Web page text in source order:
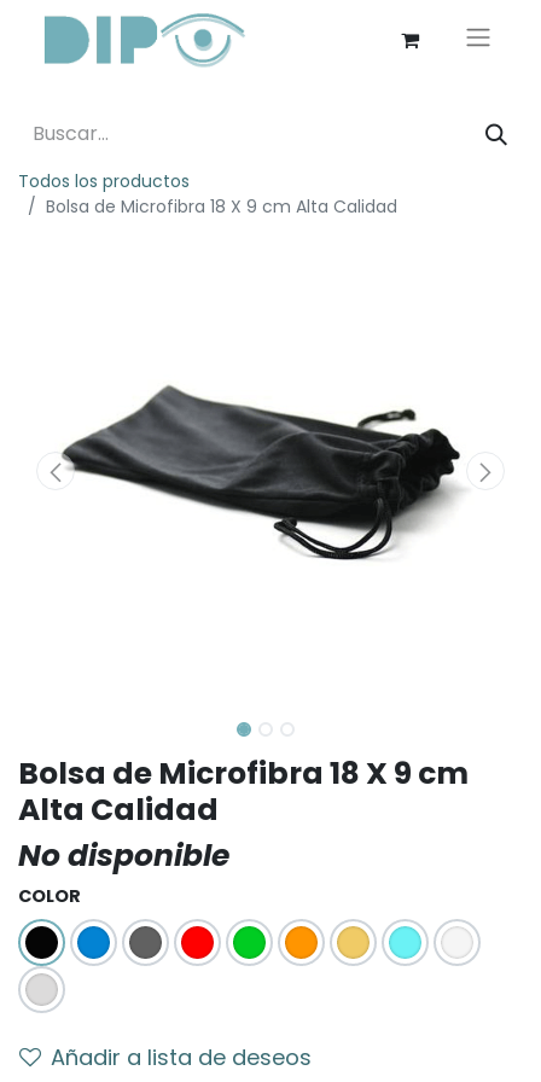
Todos los productos
Bolsa de Microfibra 18 X 9 cm Alta Calidad
Bolsa de Microfibra 18 X 9 cm
Alta Calidad
No disponible
COLOR
Añadir a lista de deseos